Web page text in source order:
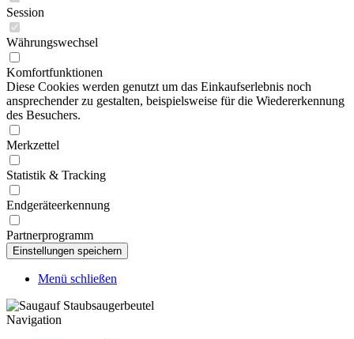
Session
Währungswechsel
Komfortfunktionen
Diese Cookies werden genutzt um das Einkaufserlebnis noch
ansprechender zu gestalten, beispielsweise für die Wiedererkennung
des Besuchers.
Merkzettel
Statistik & Tracking
Endgeräteerkennung
Partnerprogramm
Menü schließen
Navigation